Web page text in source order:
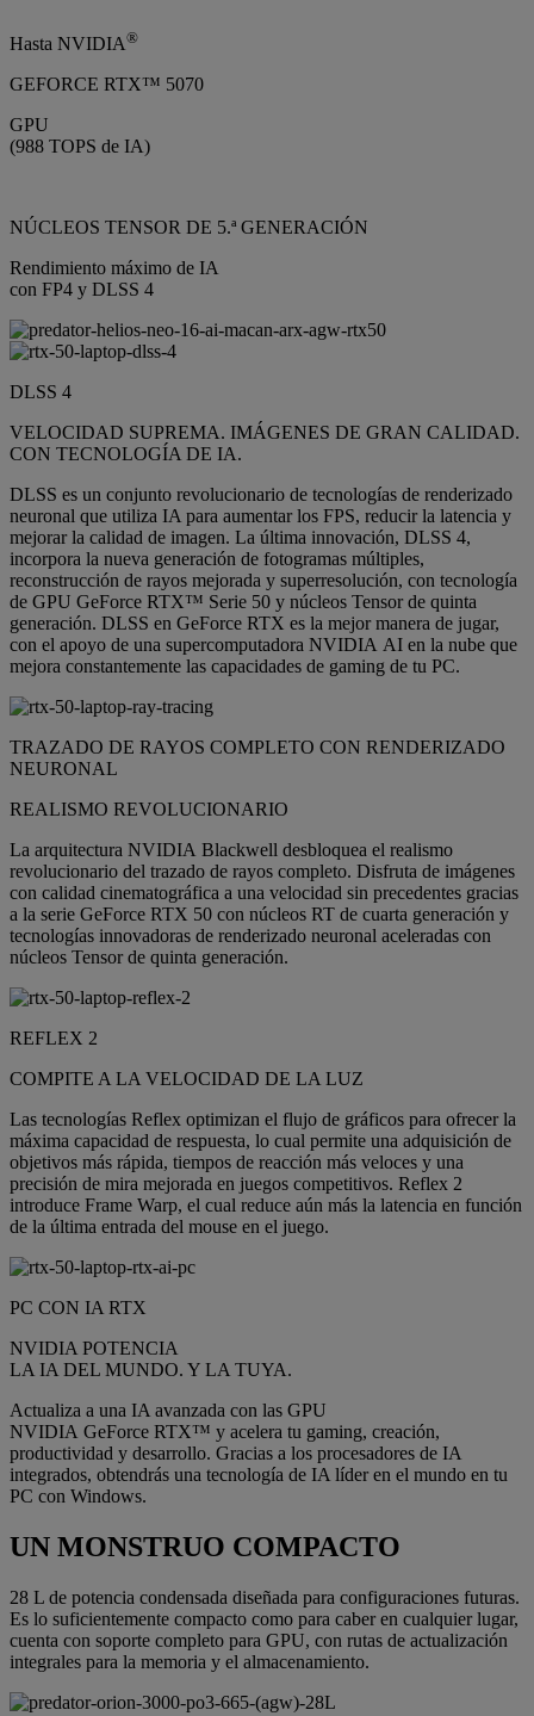
Hasta NVIDIA®
GEFORCE RTX™ 5070
GPU
(988 TOPS de IA)
NÚCLEOS TENSOR DE 5.ª GENERACIÓN
Rendimiento máximo de IA
con FP4 y DLSS 4
DLSS 4
VELOCIDAD SUPREMA. IMÁGENES DE GRAN CALIDAD.
CON TECNOLOGÍA DE IA.
DLSS es un conjunto revolucionario de tecnologías de renderizado
neuronal que utiliza IA para aumentar los FPS, reducir la latencia y
mejorar la calidad de imagen. La última innovación, DLSS 4,
incorpora la nueva generación de fotogramas múltiples,
reconstrucción de rayos mejorada y superresolución, con tecnología
de GPU GeForce RTX™ Serie 50 y núcleos Tensor de quinta
generación. DLSS en GeForce RTX es la mejor manera de jugar,
con el apoyo de una supercomputadora NVIDIA AI en la nube que
mejora constantemente las capacidades de gaming de tu PC.
TRAZADO DE RAYOS COMPLETO CON RENDERIZADO
NEURONAL
REALISMO REVOLUCIONARIO
La arquitectura NVIDIA Blackwell desbloquea el realismo
revolucionario del trazado de rayos completo. Disfruta de imágenes
con calidad cinematográfica a una velocidad sin precedentes gracias
a la serie GeForce RTX 50 con núcleos RT de cuarta generación y
tecnologías innovadoras de renderizado neuronal aceleradas con
núcleos Tensor de quinta generación.
REFLEX 2
COMPITE A LA VELOCIDAD DE LA LUZ
Las tecnologías Reflex optimizan el flujo de gráficos para ofrecer la
máxima capacidad de respuesta, lo cual permite una adquisición de
objetivos más rápida, tiempos de reacción más veloces y una
precisión de mira mejorada en juegos competitivos. Reflex 2
introduce Frame Warp, el cual reduce aún más la latencia en función
de la última entrada del mouse en el juego.
PC CON IA RTX
NVIDIA POTENCIA
LA IA DEL MUNDO. Y LA TUYA.
Actualiza a una IA avanzada con las GPU
NVIDIA GeForce RTX™ y acelera tu gaming, creación,
productividad y desarrollo. Gracias a los procesadores de IA
integrados, obtendrás una tecnología de IA líder en el mundo en tu
PC con Windows.
UN MONSTRUO COMPACTO
28 L de potencia condensada diseñada para configuraciones futuras.
Es lo suficientemente compacto como para caber en cualquier lugar,
cuenta con soporte completo para GPU, con rutas de actualización
integrales para la memoria y el almacenamiento.